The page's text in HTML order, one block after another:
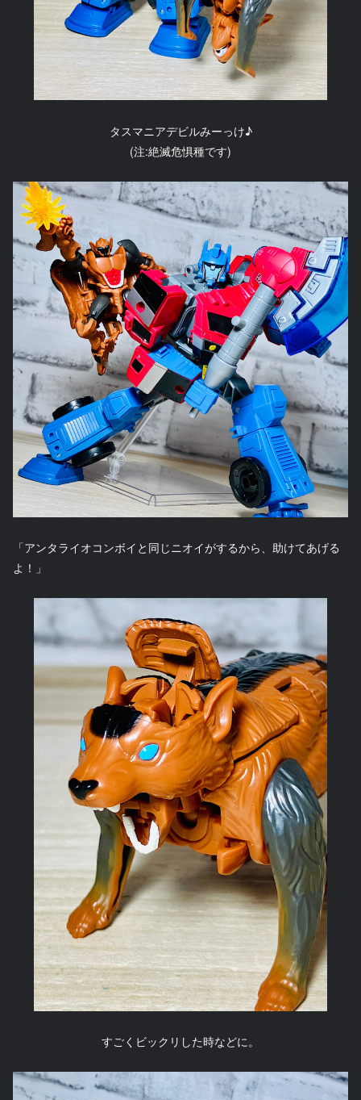
タスマニアデビルみーっけ♪
(注:絶滅危惧種です)
「アンタライオコンボイと同じニオイがするから、助けてあげる
よ！」
すごくビックリした時などに。